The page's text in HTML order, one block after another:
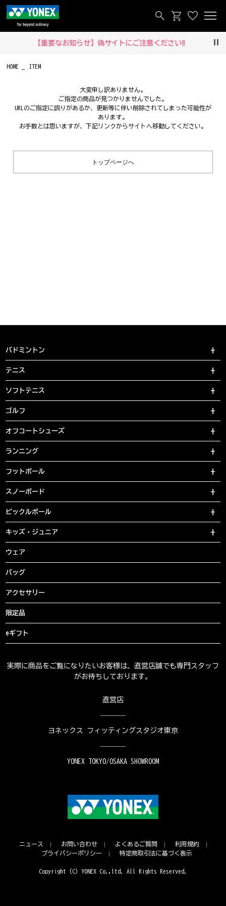
【重要なお知らせ】偽サイトにご注意ください‼
HOME ITEM
大変申し訳ありません。
ご指定の商品が見つかりませんでした。
URLのご指定に誤りがあるか、更新等に伴い削除されてしまった可能性が
あります。
お手数とは思いますが、下記リンクからサイトへ移動してください。
トップページへ
バドミントン
テニス
ソフトテニス
ゴルフ
オフコートシューズ
ランニング
フットボール
スノーボード
ピックルボール
キッズ・ジュニア
ウェア
バッグ
アクセサリー
限定品
eギフト
実際に商品をご覧になりたいお客様は、直営店舗でも専門スタッフ
がお待ちしております。
直営店
ヨネックス フィッティングスタジオ東京
YONEX TOKYO/OSAKA SHOWROOM
ニュース お問い合わせ よくあるご質問
利用規約
プライバシーポリシー
特定商取引法に基づく表示
Copyright (C) YONEX Co.,ltd. All Rights Reserved.